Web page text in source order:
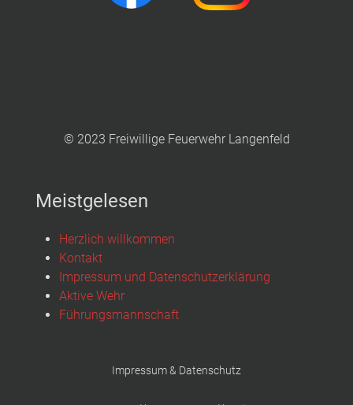
© 2023 Freiwillige Feuerwehr Langenfeld
Meistgelesen
Herzlich willkommen
Kontakt
Impressum und Datenschutzerklärung
Aktive Wehr
Führungsmannschaft
Impressum & Datenschutz